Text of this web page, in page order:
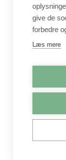
Puder
give de
forbedre
Læs mere